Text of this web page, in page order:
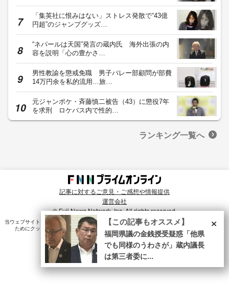
「集英社に恨みはない」ストレス発散で“43億
円超”のジャンプグッズ…
“ネパールは天国”発言の蔵内氏 海外出張の内
容を説明「心の豊かさ…
男性教諭を懲戒免職 男子バレー部顧問が部費
14万円余を私的流用…旅…
元ジャンポケ・斉藤慎二被告（43）に懲役7年
を求刑 ロケバス内で性的…
ランキング一覧へ
記事に対するご意見・ご感想や情報提供
運営会社
© Fuji News Network, Inc. All rights reserved.
当ウェブサイトでは、ユーザのニーズ・興味・関⼼に合致したコンテンツや広告配信を提供する
ためにクッキーを使⽤しています。詳細は、プライバシーポリシー をご確認ください。×
【この記事もオススメ】
福岡県議の金銭授受疑惑「他県
でも同様のうわさが」蔵内議長
は第三者委に...